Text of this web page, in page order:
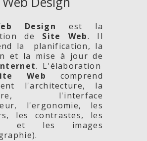
Design est la
de Site Web. Il
la planification, la
et la mise à jour de
. L'élaboration
Web comprend
l'architecture, la
l'interface
l'ergonomie, les
les contrastes, les
et les images